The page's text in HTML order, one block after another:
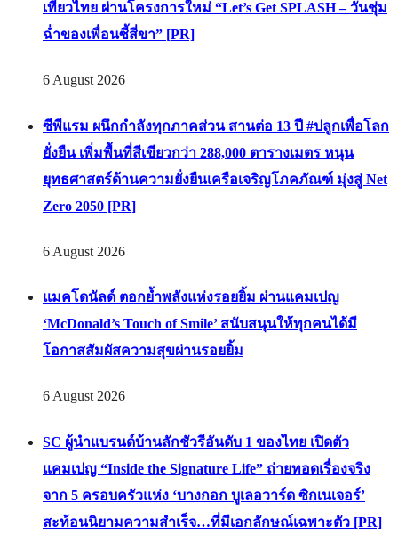
เที่ยวไทย ผ่านโครงการใหม่ “Let’s Get SPLASH – วันชุ่ม
ฉ่ำของเพื่อนซี้สี่ขา” [PR]
6 August 2026
ซีพีแรม ผนึกกำลังทุกภาคส่วน สานต่อ 13 ปี #ปลูกเพื่อโลก
ยั่งยืน เพิ่มพื้นที่สีเขียวกว่า 288,000 ตารางเมตร หนุน
ยุทธศาสตร์ด้านความยั่งยืนเครือเจริญโภคภัณฑ์ มุ่งสู่ Net
Zero 2050 [PR]
6 August 2026
แมคโดนัลด์ ตอกย้ำพลังแห่งรอยยิ้ม ผ่านแคมเปญ
‘McDonald’s Touch of Smile’ สนับสนุนให้ทุกคนได้มี
โอกาสสัมผัสความสุขผ่านรอยยิ้ม
6 August 2026
SC ผู้นำแบรนด์บ้านลักชัวรีอันดับ 1 ของไทย เปิดตัว
แคมเปญ “Inside the Signature Life” ถ่ายทอดเรื่องจริง
จาก 5 ครอบครัวแห่ง ‘บางกอก บูเลอวาร์ด ซิกเนเจอร์’
สะท้อนนิยามความสำเร็จ…ที่มีเอกลักษณ์เฉพาะตัว [PR]